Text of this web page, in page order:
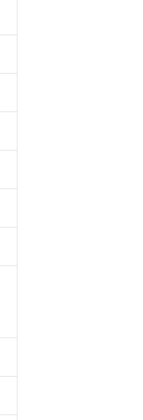
です。
ある商品です。
す予定はありません。
やむを得ず変更すること